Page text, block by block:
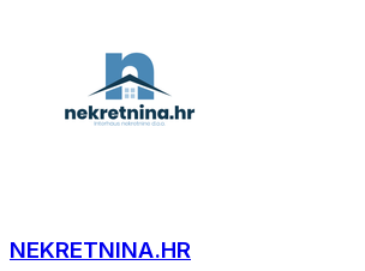
NEKRETNINA.HR